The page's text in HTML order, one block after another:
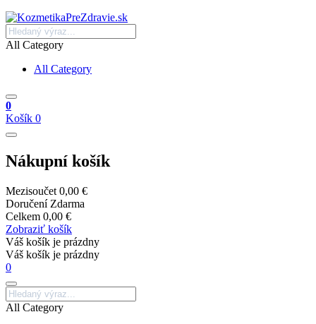
All Category
All Category
0
Košík 0
Nákupní košík
Mezisoučet 0,00 €
Doručení Zdarma
Celkem 0,00 €
Zobraziť košík
Váš košík je prázdny
Váš košík je prázdny
0
All Category